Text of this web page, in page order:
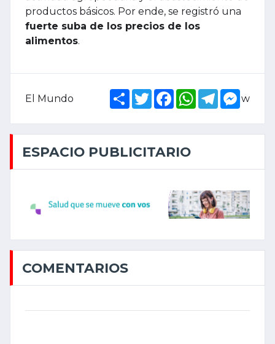
productos básicos. Por ende, se registró una
fuerte suba de los precios de los
alimentos.
El Mundo ShareTwitterFacebook
WhatsApp
Telegram
w
ESPACIO PUBLICITARIO
COMENTARIOS